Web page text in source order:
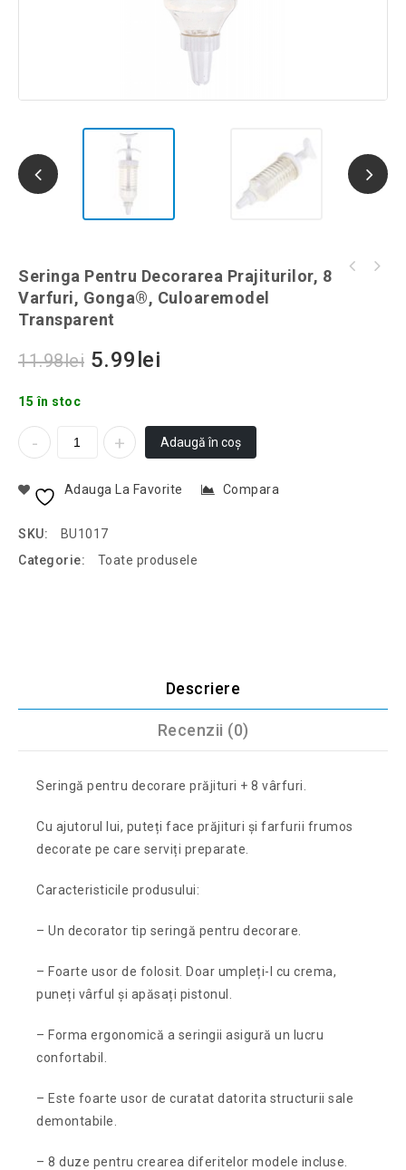
Seringa Pentru Decorarea Prajiturilor, 8
Varfuri, Gonga®, Culoaremodel
Transparent
11.98lei 5.99 lei
15 în stoc
Adaugă în coș
Adauga La Favorite Compara
SKU:
BU1017
Categorie:
Toate produsele
Descriere
Recenzii (0)
Seringă pentru decorare prăjituri + 8 vârfuri.
Cu ajutorul lui, puteți face prăjituri și farfurii frumos
decorate pe care serviți preparate.
Caracteristicile produsului:
– Un decorator tip seringă pentru decorare.
– Foarte usor de folosit. Doar umpleți-l cu crema,
puneți vârful și apăsați pistonul.
– Forma ergonomică a seringii asigură un lucru
confortabil.
– Este foarte usor de curatat datorita structurii sale
demontabile.
– 8 duze pentru crearea diferitelor modele incluse.